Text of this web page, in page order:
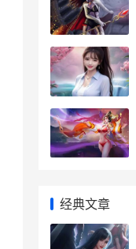
经典文章